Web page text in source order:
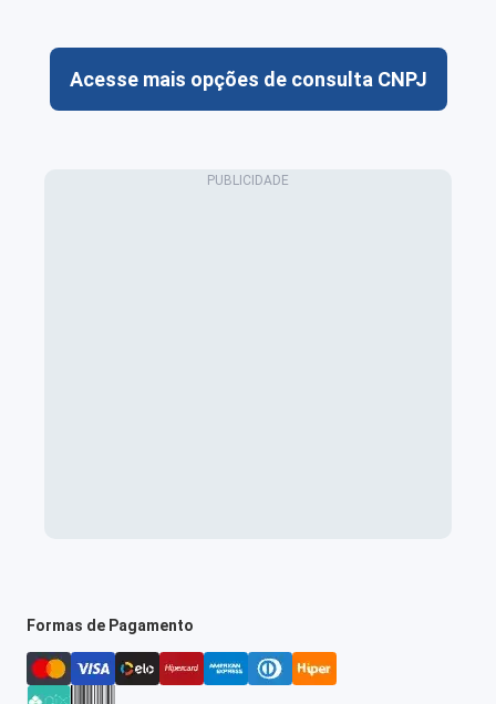
Acesse mais opções de consulta CNPJ
Formas de Pagamento